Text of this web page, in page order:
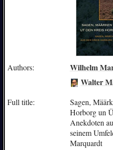
Authors: Wilhelm
Walter
Full title:
Sagen,
Horborg un
Anekdoten
seinem
Marquardt